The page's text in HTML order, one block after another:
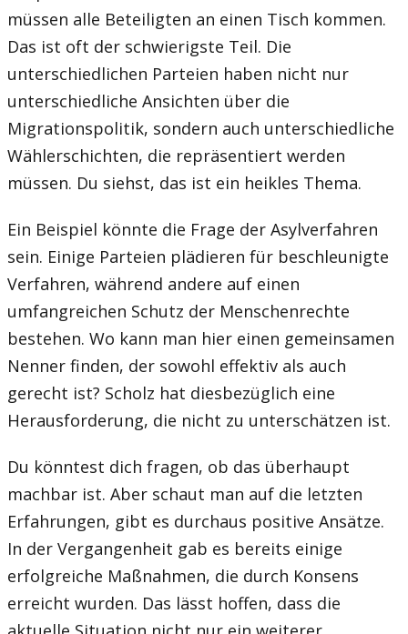
müssen alle Beteiligten an einen Tisch kommen.
Das ist oft der schwierigste Teil. Die
unterschiedlichen Parteien haben nicht nur
unterschiedliche Ansichten über die
Migrationspolitik, sondern auch unterschiedliche
Wählerschichten, die repräsentiert werden
müssen. Du siehst, das ist ein heikles Thema.
Ein Beispiel könnte die Frage der Asylverfahren
sein. Einige Parteien plädieren für beschleunigte
Verfahren, während andere auf einen
umfangreichen Schutz der Menschenrechte
bestehen. Wo kann man hier einen gemeinsamen
Nenner finden, der sowohl effektiv als auch
gerecht ist? Scholz hat diesbezüglich eine
Herausforderung, die nicht zu unterschätzen ist.
Du könntest dich fragen, ob das überhaupt
machbar ist. Aber schaut man auf die letzten
Erfahrungen, gibt es durchaus positive Ansätze.
In der Vergangenheit gab es bereits einige
erfolgreiche Maßnahmen, die durch Konsens
erreicht wurden. Das lässt hoffen, dass die